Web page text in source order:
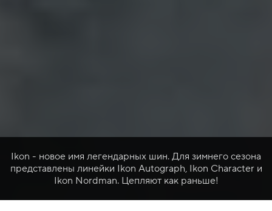
Ikon - новое имя легендарных шин. Для зимнего сезона
представлены линейки Ikon Autograph, Ikon Character и
Ikon Nordman. Цепляют как раньше!